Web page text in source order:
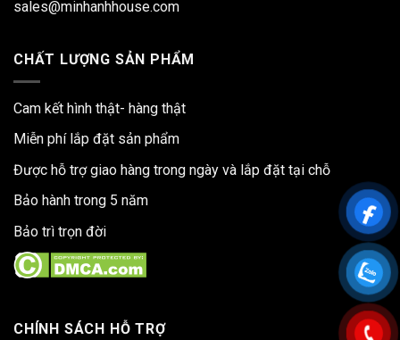
sales@minhanhhouse.com
CHẤT LƯỢNG SẢN PHẨM
Cam kết hình thật- hàng thật
Miễn phí lắp đặt sản phẩm
Được hỗ trợ giao hàng trong ngày và lắp đặt tại chỗ
Bảo hành trong 5 năm
Bảo trì trọn đời
CHÍNH SÁCH HỖ TRỢ